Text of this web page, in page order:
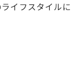
イフスタイル